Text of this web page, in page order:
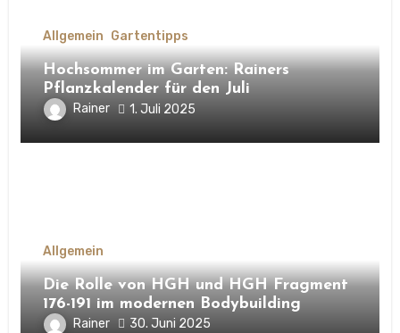
Allgemein Gartentipps
Hochsommer im Garten: Rainers
Pflanzkalender für den Juli
Rainer 1. Juli 2025
Allgemein
Die Rolle von HGH und HGH Fragment
176-191 im modernen Bodybuilding
Rainer 30. Juni 2025